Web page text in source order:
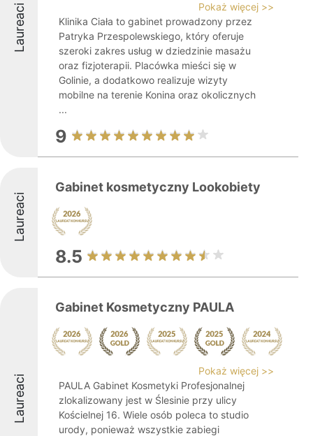
Laureaci
Pokaż więcej >>
Klinika Ciała to gabinet prowadzony przez
Patryka Przespolewskiego, który oferuje
szeroki zakres usług w dziedzinie masażu
oraz fizjoterapii. Placówka mieści się w
Golinie, a dodatkowo realizuje wizyty
mobilne na terenie Konina oraz okolicznych
...
9
Laureaci
Gabinet kosmetyczny Lookobiety
8.5
Laureaci
Gabinet Kosmetyczny PAULA
Pokaż więcej >>
PAULA Gabinet Kosmetyki Profesjonalnej
zlokalizowany jest w Ślesinie przy ulicy
Kościelnej 16. Wiele osób poleca to studio
urody, ponieważ wszystkie zabiegi